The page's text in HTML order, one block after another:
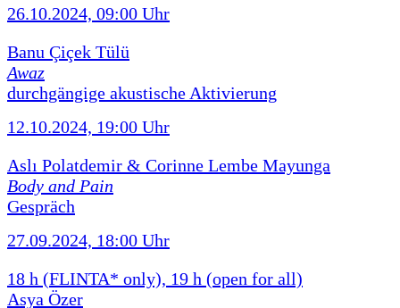
26.10.2024, 09:00 Uhr
Banu Çiçek Tülü
Awaz
durchgängige akustische Aktivierung
12.10.2024, 19:00 Uhr
Aslı Polatdemir & Corinne Lembe Mayunga
Body and Pain
Gespräch
27.09.2024, 18:00 Uhr
18 h (FLINTA* only), 19 h (open for all)
Asya Özer